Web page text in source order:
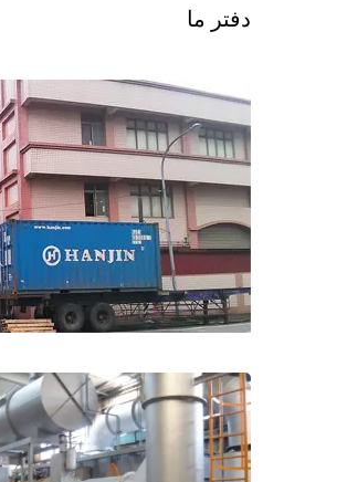
دفتر ما